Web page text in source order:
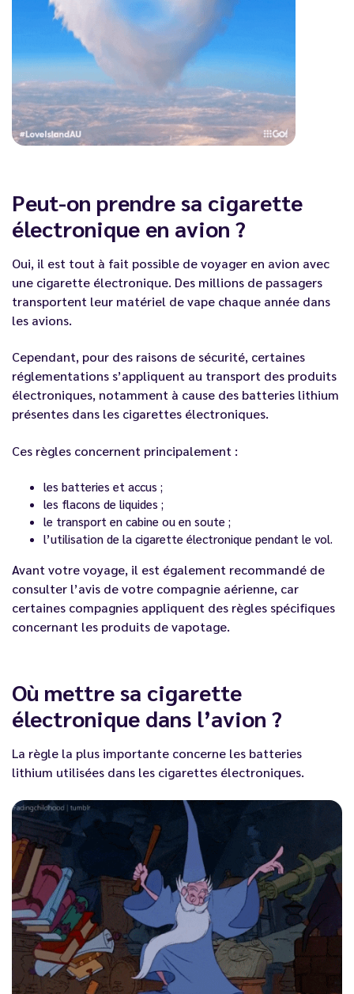
Peut-on prendre sa cigarette
électronique en avion ?
Oui, il est tout à fait possible de voyager en avion avec
une cigarette électronique. Des millions de passagers
transportent leur matériel de vape chaque année dans
les avions.
Cependant, pour des raisons de sécurité, certaines
réglementations s’appliquent au transport des produits
électroniques, notamment à cause des batteries lithium
présentes dans les cigarettes électroniques.
Ces règles concernent principalement :
les batteries et accus ;
les flacons de liquides ;
le transport en cabine ou en soute ;
l’utilisation de la cigarette électronique pendant le vol.
Avant votre voyage, il est également recommandé de
consulter l’avis de votre compagnie aérienne, car
certaines compagnies appliquent des règles spécifiques
concernant les produits de vapotage.
Où mettre sa cigarette
électronique dans l’avion ?
La règle la plus importante concerne les batteries
lithium utilisées dans les cigarettes électroniques.